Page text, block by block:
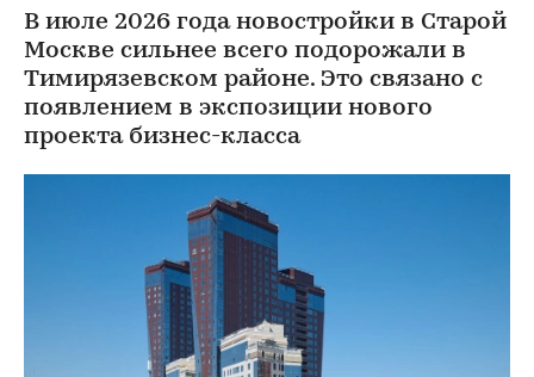
В июле 2026 года новостройки в Старой
Москве сильнее всего подорожали в
Тимирязевском районе. Это связано с
появлением в экспозиции нового
проекта бизнес-класса